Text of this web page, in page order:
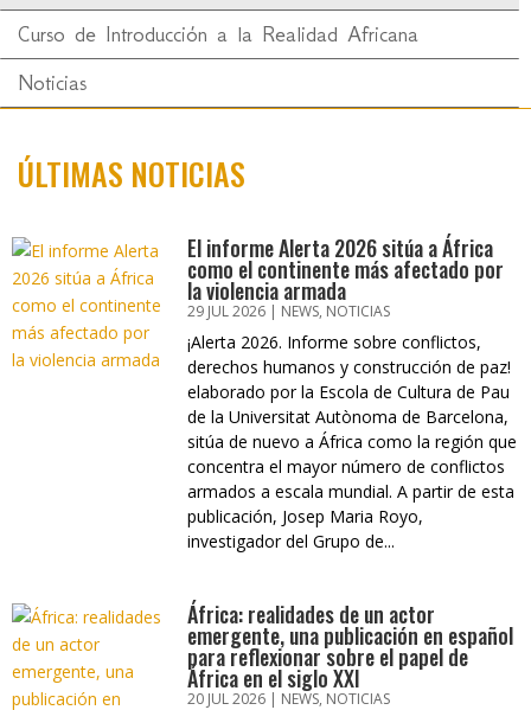
Curso de Introducción a la Realidad Africana
Noticias
ÚLTIMAS NOTICIAS
El informe Alerta 2026 sitúa a África
como el continente más afectado por
la violencia armada
29 JUL 2026 | NEWS, NOTICIAS
¡Alerta 2026. Informe sobre conflictos,
derechos humanos y construcción de paz!
elaborado por la Escola de Cultura de Pau
de la Universitat Autònoma de Barcelona,
sitúa de nuevo a África como la región que
concentra el mayor número de conflictos
armados a escala mundial. A partir de esta
publicación, Josep Maria Royo,
investigador del Grupo de...
África: realidades de un actor
emergente, una publicación en español
para reflexionar sobre el papel de
África en el siglo XXI
20 JUL 2026 | NEWS, NOTICIAS